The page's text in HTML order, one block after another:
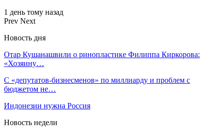
1 день тому назад
Prev Next
Новость дня
Отар Кушанашвили о ринопластике Филиппа Киркорова:
«Хозяину…
С «депутатов-бизнесменов» по миллиарду и проблем с
бюджетом не…
Индонезии нужна Россия
Новость недели